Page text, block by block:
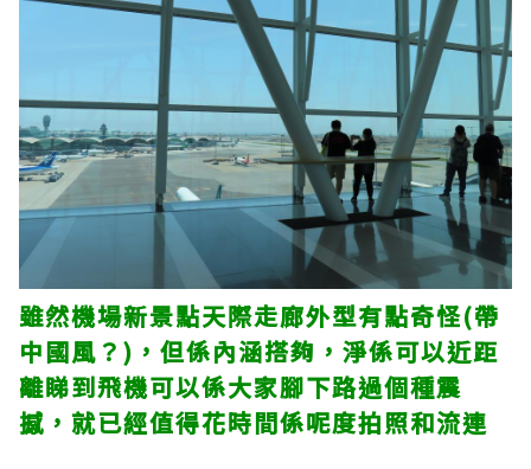
雖然機場新景點天際走廊外型有點奇怪(帶
中國風？)，但係內涵搭夠，淨係可以近距
離睇到飛機可以係大家腳下路過個種震
撼，就已經值得花時間係呢度拍照和流連